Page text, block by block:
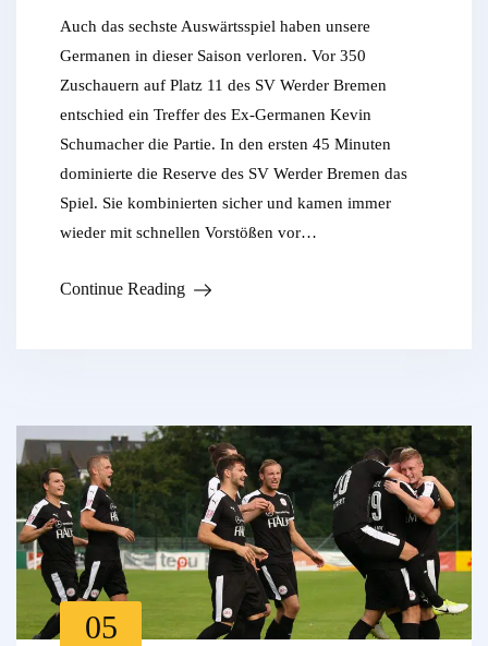
Auch das sechste Auswärtsspiel haben unsere
Germanen in dieser Saison verloren. Vor 350
Zuschauern auf Platz 11 des SV Werder Bremen
entschied ein Treffer des Ex-Germanen Kevin
Schumacher die Partie. In den ersten 45 Minuten
dominierte die Reserve des SV Werder Bremen das
Spiel. Sie kombinierten sicher und kamen immer
wieder mit schnellen Vorstößen vor…
Continue Reading
05